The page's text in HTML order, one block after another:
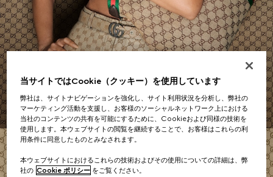
当サイトではCookie（クッキー）を使用しています
弊社は、サイトナビゲーションを強化し、サイト利用状況を分析し、弊社の
マーケティング活動を支援し、お客様のソーシャルネットワーク上における
当社のコンテンツの共有を可能にするために、Cookieおよび同様の技術を
使用します。本ウェブサイトの閲覧を継続することで、お客様はこれらの利
用条件に同意したものとみなされます。
本ウェブサイトにおけるこれらの技術およびその使用についての詳細は、弊
社の Cookie ポリシー をご覧ください。